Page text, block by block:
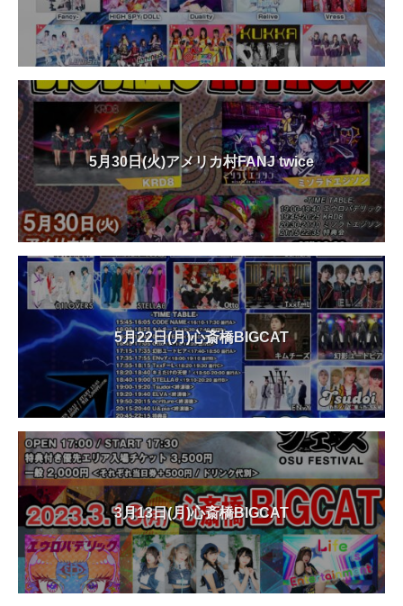
5月30日(火)アメリカ村FANJ twice
5月22日(月)心斎橋BIGCAT
3月13日(月)心斎橋BIGCAT